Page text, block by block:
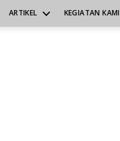
ARTIKEL KEGIATAN KAMI